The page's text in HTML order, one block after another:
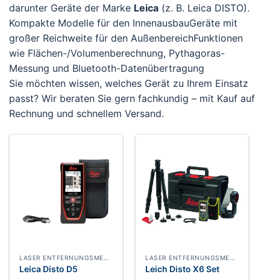
darunter Geräte der Marke Leica (z. B. Leica DISTO).
Kompakte Modelle für den InnenausbauGeräte mit
großer Reichweite für den AußenbereichFunktionen
wie Flächen-/Volumenberechnung, Pythagoras-
Messung und Bluetooth-Datenübertragung
Sie möchten wissen, welches Gerät zu Ihrem Einsatz
passt? Wir beraten Sie gern fachkundig – mit Kauf auf
Rechnung und schnellem Versand.
Leica Disto D5 Leich Disto X6 Set